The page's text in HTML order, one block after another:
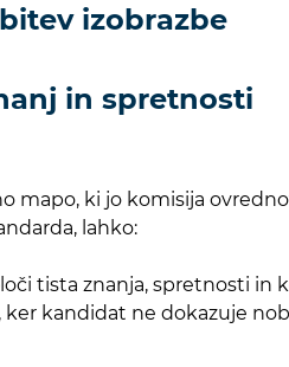
izobrazbe
in spretnosti
ki jo komisija
lahko:
tista znanja, spretnosti in
kandidat ne dokazuje